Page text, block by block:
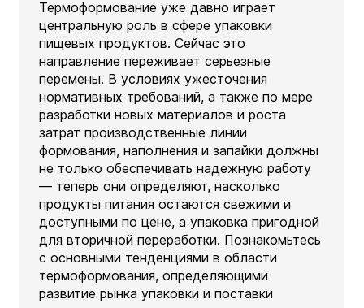
Термоформование уже давно играет
центральную роль в сфере упаковки
пищевых продуктов. Сейчас это
направление переживает серьезные
перемены. В условиях ужесточения
нормативных требований, а также по мере
разработки новых материалов и роста
затрат производственные линии
формования, наполнения и запайки должны
не только обеспечивать надежную работу
— теперь они определяют, насколько
продукты питания остаются свежими и
доступными по цене, а упаковка пригодной
для вторичной переработки. Познакомьтесь
с основными тенденциями в области
термоформования, определяющими
развитие рынка упаковки и поставки